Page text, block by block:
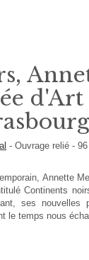
d'Art
-Ouvrage relié-
Annette
Continents
ses nouvelles
le temps nous